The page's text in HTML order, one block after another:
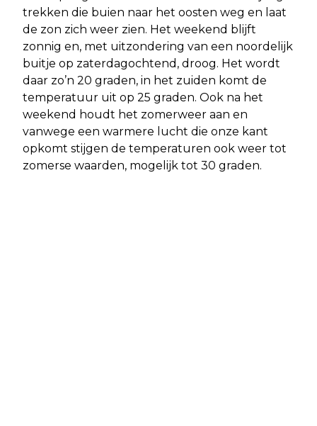
trekken die buien naar het oosten weg en laat
de zon zich weer zien. Het weekend blijft
zonnig en, met uitzondering van een noordelijk
buitje op zaterdagochtend, droog. Het wordt
daar zo’n 20 graden, in het zuiden komt de
temperatuur uit op 25 graden. Ook na het
weekend houdt het zomerweer aan en
vanwege een warmere lucht die onze kant
opkomt stijgen de temperaturen ook weer tot
zomerse waarden, mogelijk tot 30 graden.